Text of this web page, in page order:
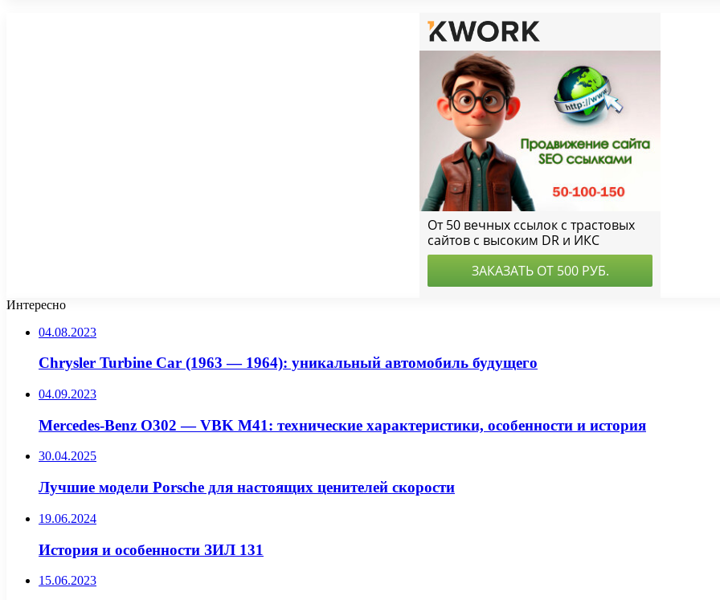
Интересно
04.08.2023
Chrysler Turbine Car (1963 — 1964): уникальный автомобиль будущего
04.09.2023
Mercedes-Benz O302 — VBK M41: технические характеристики, особенности и история
30.04.2025
Лучшие модели Porsche для настоящих ценителей скорости
19.06.2024
История и особенности ЗИЛ 131
15.06.2023